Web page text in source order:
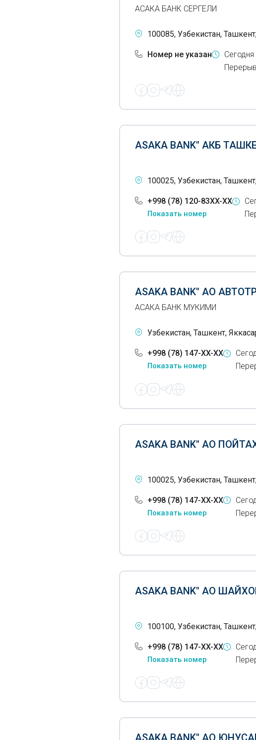
АСАКА БАНК СЕРГЕЛИ
100085, Узбекистан,
Номер не указан
Сегодня
Перерыв
ASAKA BANK" АКБ
100025, Узбекистан,
+998 (78) 120-83XX-XX
Показать номер
ASAKA BANK" АО
АСАКА БАНК МУКИМИ
Узбекистан, Ташкент,
+998 (78) 147-XX-XX
Показать номер
ASAKA BANK" АО
100025, Узбекистан,
+998 (78) 147-XX-XX
Показать номер
ASAKA BANK" АО
100100, Узбекистан,
+998 (78) 147-XX-XX
Показать номер
ASAKA BANK" АО